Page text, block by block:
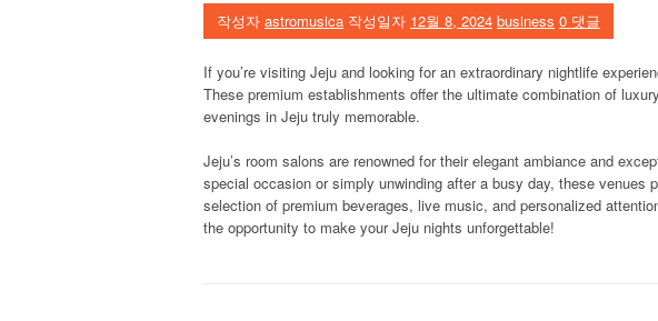
작성자 astromusica 작성일자 12월 8, 2024 business 0 댓글
If you’re visiting Jeju and looking for an extraordinary nightlife
These premium establishments offer the ultimate combination of
evenings in Jeju truly memorable.
Jeju’s room salons are renowned for their elegant ambiance and
special occasion or simply unwinding after a busy day, these venues
selection of premium beverages, live music, and personalized
the opportunity to make your Jeju nights unforgettable!